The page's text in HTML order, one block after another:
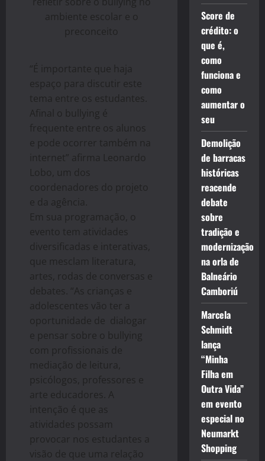
ambiente escolar e o
preconceito
“É importante que haja
espaço para discutir este
tema entre os estudantes.
Afinal o bullying é
frequente entre os alunos
e pode ocorrer também na
internet” afirma Leonardo
Lobo, um dos
coordenadores do projeto
e da agência.
Em sua programação, o
evento tem atividades
diversificadas e interativas,
que mesclam literatura,
artes, rodas de conversas e
debates. “As crianças e
adolescentes vão ter a
oportunidade de dialogar
e pensar sobre o bullying
com profissionais de
mediação de leitura,
psicólogos, professores e
arte educadores. A
intenção é que as
atividades possam
provocar nos estudantes a
visão de que uma relação
Score de
crédito: o
que é,
como
funciona e
como
aumentar o
seu
Demolição
de barracas
históricas
reacende
debate
sobre
tradição e
modernização
na orla de
Balneário
Camboriú
Marcela
Schmidt
lança
“Minha
Filha em
Outra Vida”
em evento
especial no
Neumarkt
Shopping